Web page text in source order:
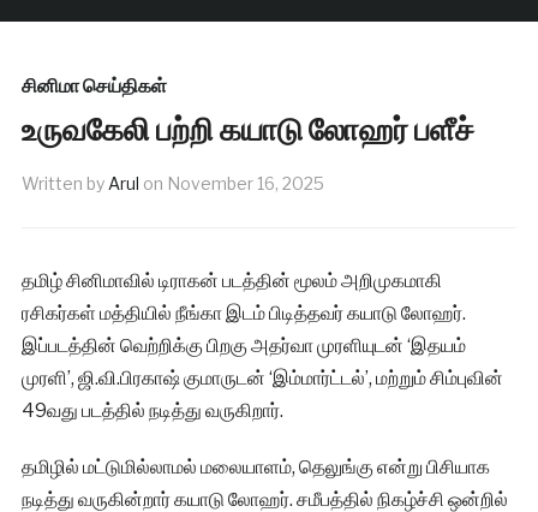
சினிமா செய்திகள்
உருவகேலி பற்றி கயாடு லோஹர் பளீச்
Written by Arul on November 16, 2025
தமிழ் சினிமாவில் டிராகன் படத்தின் மூலம் அறிமுகமாகி
ரசிகர்கள் மத்தியில் நீங்கா இடம் பிடித்தவர் கயாடு லோஹர்.
இப்படத்தின் வெற்றிக்கு பிறகு அதர்வா முரளியுடன் ‘இதயம்
முரளி’, ஜி.வி.பிரகாஷ் குமாருடன் ‘இம்மார்ட்டல்’, மற்றும் சிம்புவின்
49வது படத்தில் நடித்து வருகிறார்.
தமிழில் மட்டுமில்லாமல் மலையாளம், தெலுங்கு என்று பிசியாக
நடித்து வருகின்றார் கயாடு லோஹர். சமீபத்தில் நிகழ்ச்சி ஒன்றில்